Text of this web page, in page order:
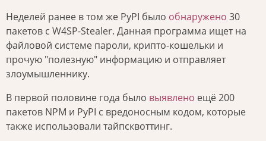
Неделей ранее в том же PyPI было обнаружено 30
пакетов с W4SP-Stealer. Данная программа ищет на
файловой системе пароли, крипто-кошельки и
прочую "полезную" информацию и отправляет
злоумышленнику.
В первой половине года было выявлено ещё 200
пакетов NPM и PyPI с вредоносным кодом, которые
также использовали тайпсквоттинг.